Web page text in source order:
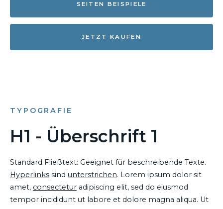
SEITEN BEISPIELE
JETZT KAUFEN
TYPOGRAFIE
H1 - Überschrift 1
Standard Fließtext: Geeignet für beschreibende Texte.
Hyperlinks sind unterstrichen. Lorem ipsum dolor sit
amet, consectetur adipiscing elit, sed do eiusmod
tempor incididunt ut labore et dolore magna aliqua. Ut